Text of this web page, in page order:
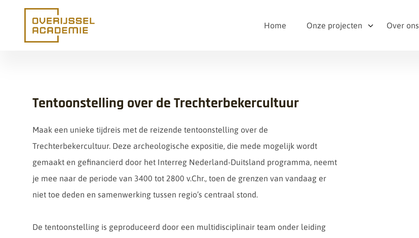
Ga naar de inhoud
Home
Onze projecten Over ons
Tentoonstelling over de Trechterbekercultuur
Maak een unieke tijdreis met de reizende tentoonstelling over de
Trechterbekercultuur. Deze archeologische expositie, die mede mogelijk wordt
gemaakt en gefinancierd door het Interreg Nederland-Duitsland programma, neemt
je mee naar de periode van 3400 tot 2800 v.Chr., toen de grenzen van vandaag er
niet toe deden en samenwerking tussen regio’s centraal stond.
De tentoonstelling is geproduceerd door een multidisciplinair team onder leiding